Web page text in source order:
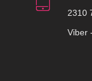
2310
Viber